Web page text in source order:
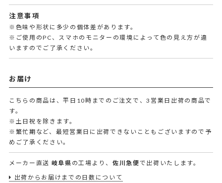
注意事項
※色味や形状に多少の個体差があります。
※ご使用のPC、スマホのモニターの環境によって色の見え方が違
いますのでご了承ください。
お届け
こちらの商品は、平日10時までのご注文で、3営業日出荷の商品で
す。
※土日祝を除きます。
※繁忙期など、最短営業日に出荷できないこともございますので予
めご了承ください。
メーカー直送 岐阜県 の工場より、 佐川急便で出荷いたします。
出荷からお届けまでの日数について